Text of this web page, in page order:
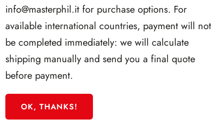
info@masterphil.it for purchase options. For
available international countries, payment will not
be completed immediately: we will calculate
shipping manually and send you a final quote
before payment.
OK, THANKS!